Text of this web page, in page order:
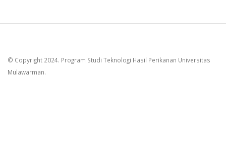
© Copyright 2024. Program Studi Teknologi Hasil Perikanan Universitas
Mulawarman.